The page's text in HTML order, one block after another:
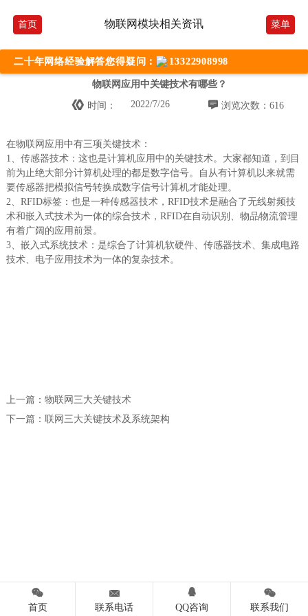
首页 物联网模块相关资讯 菜单
二十年网络经验解答您得疑问： 13322908998
物联网应用中关键技术有哪些？
 浏览次数：616
 时间： 2022/7/26
在物联网应用中有三项关键技术：
1、传感器技术：这也是计算机应用中的关键技术。大家都知道，到目
前为止绝大部分计算机处理的都是数字信号。自从有计算机以来就需
要传感器把模拟信号转换成数字信号计算机才能处理。
2、RFID标签：也是一种传感器技术，RFID技术是融合了无线射频技
术和嵌入式技术为一体的综合技术，RFID在自动识别、物品物流管理
有着广阔的应用前景。
3、嵌入式系统技术：是综合了计算机软硬件、传感器技术、集成电路
技术、电子应用技术为一体的复杂技术。
上一篇： 物联网三大关键技术
下一篇： 联网三大关键技术及系统架构

首页

联系电话

QQ咨询

联系我们